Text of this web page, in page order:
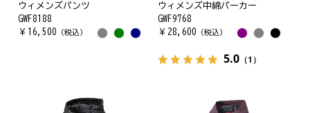
ウィメンズパンツ
GWF8188
￥ 16,500 （税込）
ウィメンズ中綿パーカー
GWF9768
￥ 28,600 （税込）
5.0（1）